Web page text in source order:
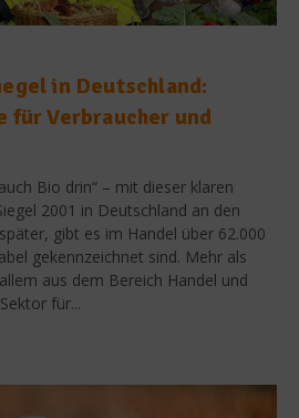
in Deutschland:
für Verbraucher und
Bio drin“ – mit dieser klaren
2001 in Deutschland an den
gibt es im Handel über 62.000
gekennzeichnet sind. Mehr als
aus dem Bereich Handel und
für...